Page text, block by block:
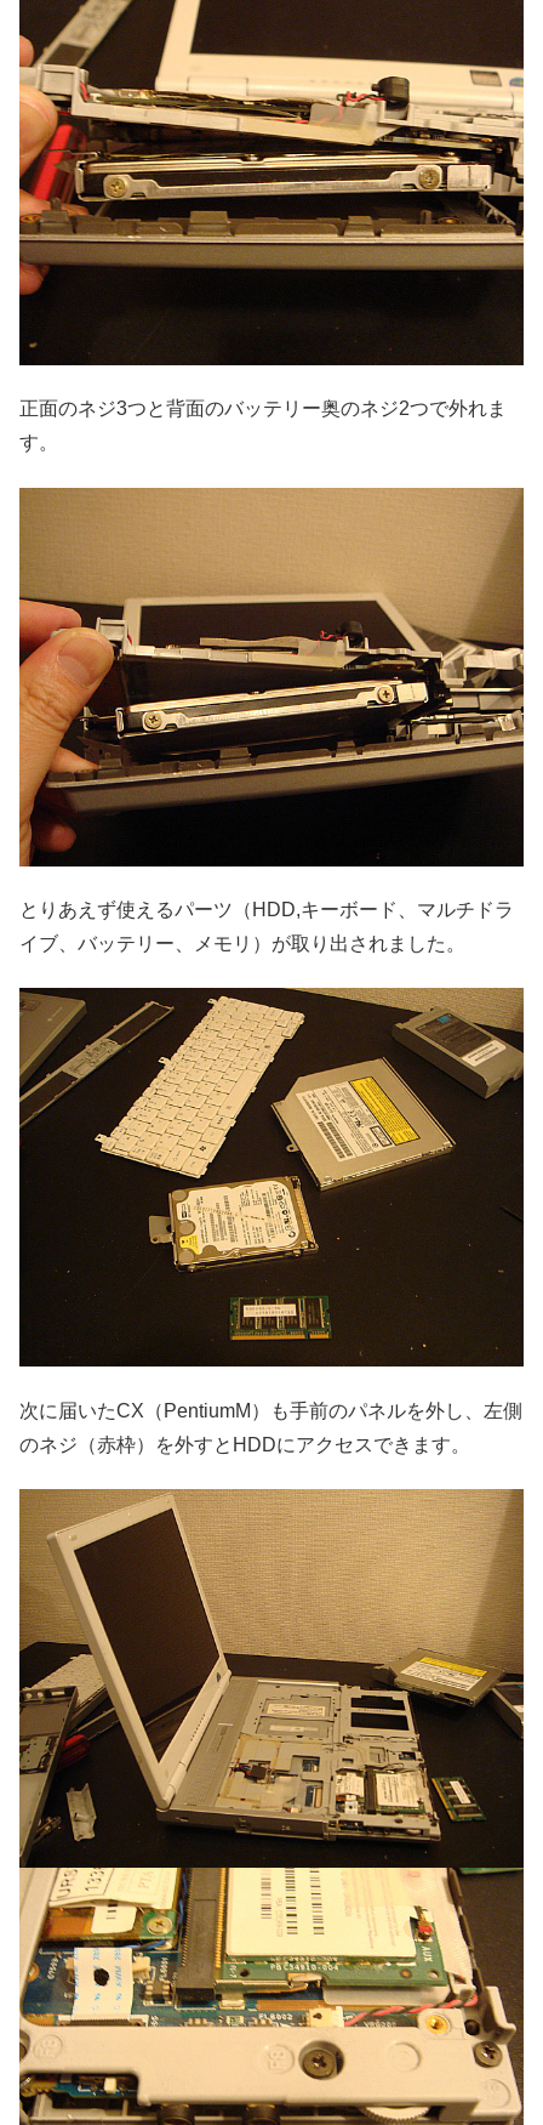
正面のネジ3つと背面のバッテリー奥のネジ2つで外れま
す。
とりあえず使えるパーツ（HDD,キーボード、マルチドラ
イブ、バッテリー、メモリ）が取り出されました。
次に届いたCX（PentiumM）も手前のパネルを外し、左側
のネジ（赤枠）を外すとHDDにアクセスできます。